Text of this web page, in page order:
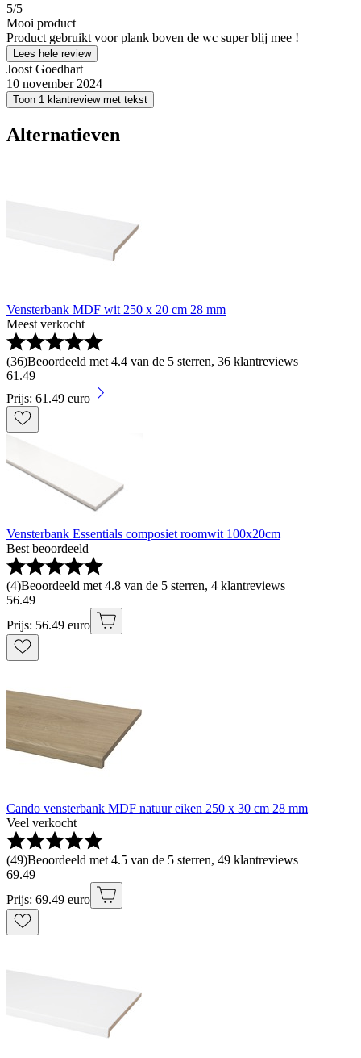
5/5
Mooi product
Product gebruikt voor plank boven de wc super blij mee !
Lees hele review
Joost Goedhart
10 november 2024
Toon 1 klantreview met tekst
Alternatieven
Vensterbank MDF wit 250 x 20 cm 28 mm
Meest verkocht
(36)Beoordeeld met 4.4 van de 5 sterren, 36 klantreviews
61 .49
Prijs: 61.49 euro
Vensterbank Essentials composiet roomwit 100x20cm
Best beoordeeld
(4)Beoordeeld met 4.8 van de 5 sterren, 4 klantreviews
56.49
Prijs: 56.49 euro
Cando vensterbank MDF natuur eiken 250 x 30 cm 28 mm
Veel verkocht
(49)Beoordeeld met 4.5 van de 5 sterren, 49 klantreviews
69.49
Prijs: 69.49 euro